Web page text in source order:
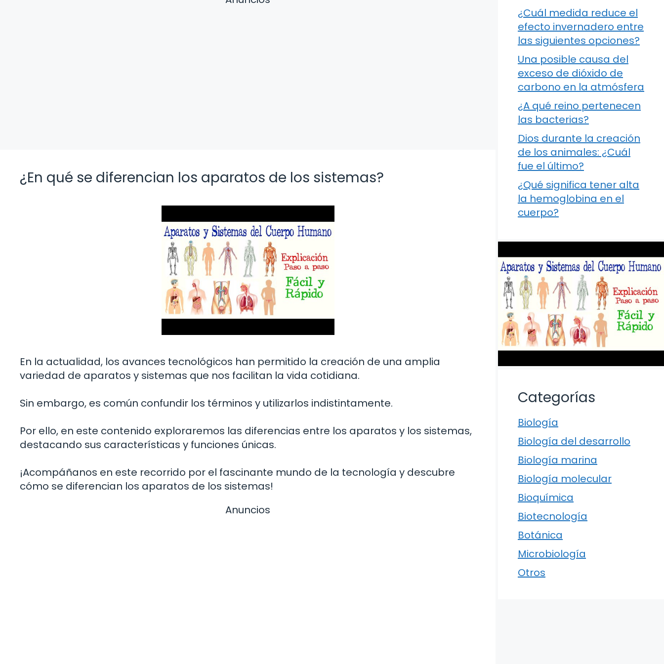
¿En qué se diferencian los aparatos de los sistemas?
En la actualidad, los avances tecnológicos han permitido la creación de una amplia
variedad de aparatos y sistemas que nos facilitan la vida cotidiana.
Sin embargo, es común confundir los términos y utilizarlos indistintamente.
Por ello, en este contenido exploraremos las diferencias entre los aparatos y los sistemas,
destacando sus características y funciones únicas.
¡Acompáñanos en este recorrido por el fascinante mundo de la tecnología y descubre
cómo se diferencian los aparatos de los sistemas!
Anuncios
¿Cuál medida reduce el
efecto invernadero entre
las siguientes opciones?
Una posible causa del
exceso de dióxido de
carbono en la atmósfera
¿A qué reino pertenecen
las bacterias?
Dios durante la creación
de los animales: ¿Cuál
fue el último?
¿Qué significa tener alta
la hemoglobina en el
cuerpo?
Categorías
Biología
Biología del desarrollo
Biología marina
Biología molecular
Bioquímica
Biotecnología
Botánica
Microbiología
Otros